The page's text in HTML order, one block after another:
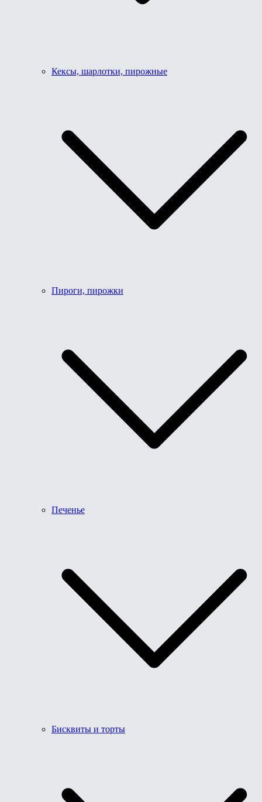
Кексы, шарлотки, пирожные
Пироги, пирожки
Печенье
Бисквиты и торты